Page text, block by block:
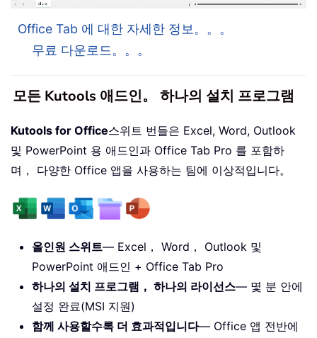
Office Tab 에 대한 자세한 정보。。。
무료 다운로드。。。
모든 Kutools 애드인。 하나의 설치 프로그램
Kutools for Office스위트 번들은 Excel, Word, Outlook
및 PowerPoint 용 애드인과 Office Tab Pro 를 포함하
며， 다양한 Office 앱을 사용하는 팀에 이상적입니다。
올인원 스위트— Excel， Word， Outlook 및
PowerPoint 애드인 + Office Tab Pro
하나의 설치 프로그램， 하나의 라이선스— 몇 분 안에
설정 완료(MSI 지원)
함께 사용할수록 더 효과적입니다— Office 앱 전반에